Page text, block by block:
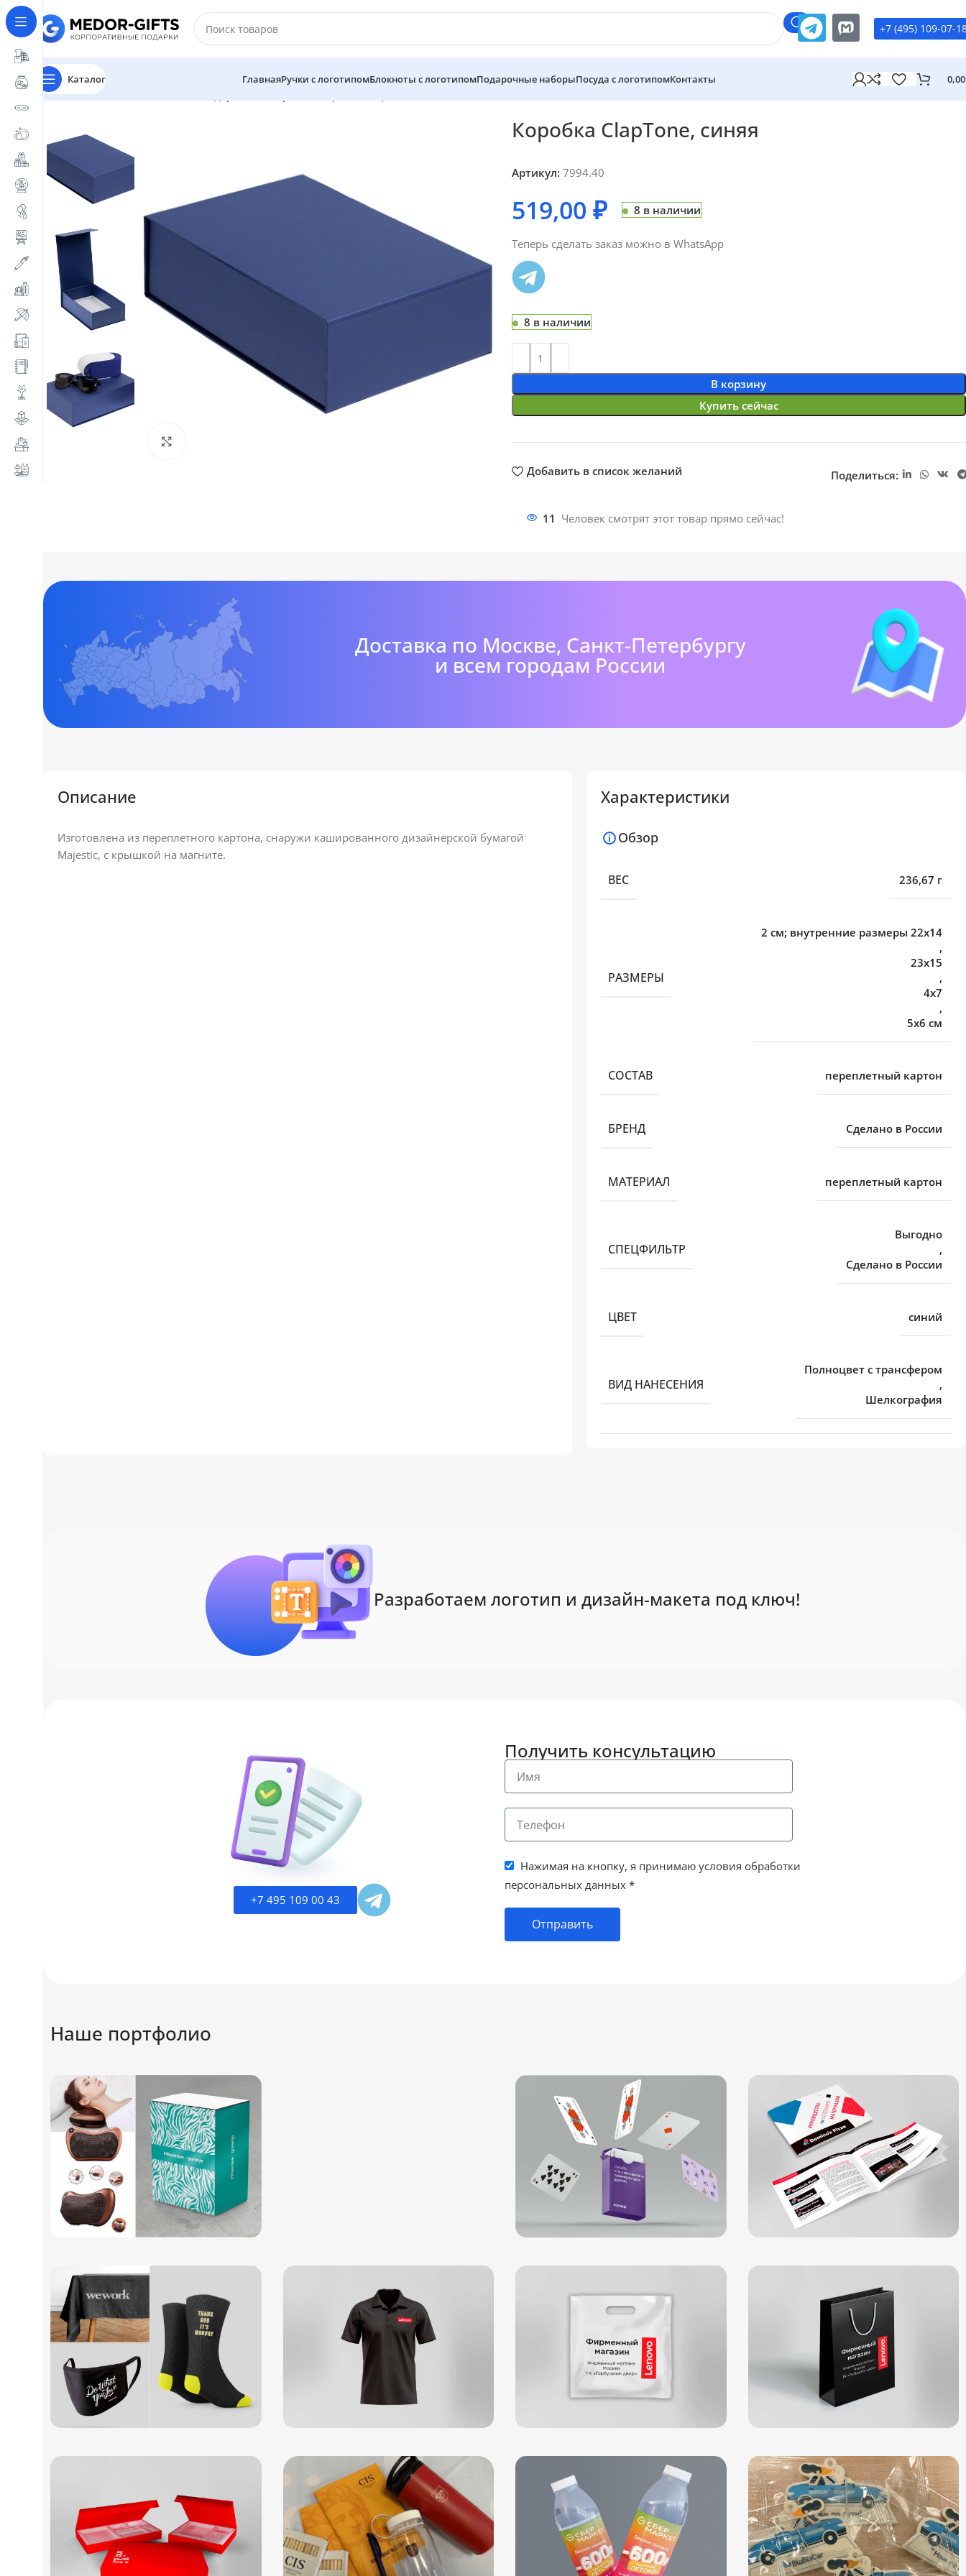
+7 (495) 109-07-
Каталог ГлавнаяРучки с логотипомБлокноты с логотипомПодарочные наборыПосуда с логотипомКонтакты
Главная Магазин
Коробка ClapTone, синяя
Артикул: 7994.40
519,00 ₽ 8 в наличии
Теперь сделать заказ можно в WhatsApp
8 в наличии
В корзину
Купить сейчас
Добавить в список желаний Поделиться:
11 Человек смотрят этот товар прямо сейчас!
Доставка по Москве, Санкт-Петербургу
и всем городам России
Описание
Изготовлена из переплетного картона, снаружи кашированного дизайнерской бумагой
Majestic, с крышкой на магните.
Характеристики
Обзор
ВЕС 236,67 г
РАЗМЕРЫ
2 см; внутренние размеры 22х14
,
23х15
,
4х7
,
5х6 см
СОСТАВ переплетный картон
БРЕНД Сделано в России
МАТЕРИАЛ переплетный картон
СПЕЦФИЛЬТР
Выгодно
,
Сделано в России
ЦВЕТ синий
ВИД НАНЕСЕНИЯ
Полноцвет с трансфером
,
Шелкография
Разработаем логотип и дизайн-макета под ключ!
+7 495 109 00 43
Получить консультацию
Нажимая на кнопку, я принимаю условия обработки
персональных данных *
Отправить
Наше портфолио